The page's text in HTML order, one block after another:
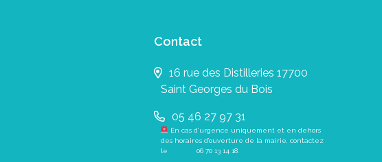
Contact
16 rue des Distilleries 17700
Saint Georges du Bois
05 46 27 97 31
En cas d’urgence uniquement et en dehors
des horaires d’ouverture de la mairie, contactez
le 06 70 13 14 18.